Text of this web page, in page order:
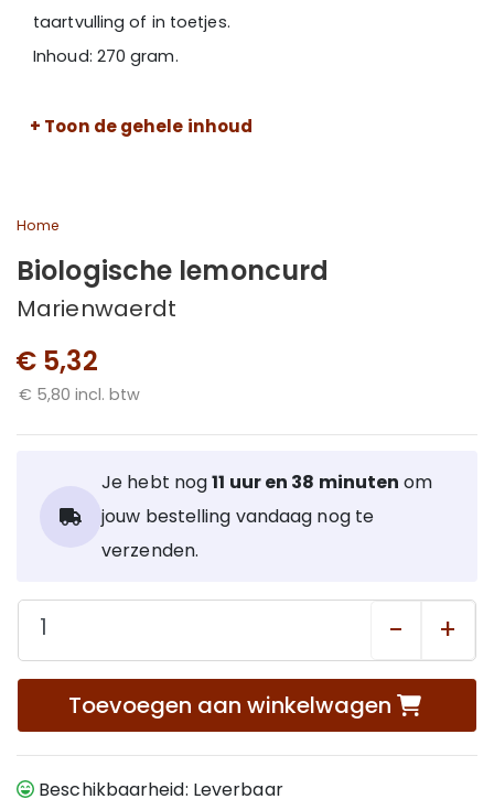
taartvulling of in toetjes.
Inhoud: 270 gram.
+ Toon de gehele inhoud
Home
Biologische lemoncurd
Marienwaerdt
€ 5,32
€ 5,80 incl. btw
Je hebt nog11 uur en 38 minuten om
jouw bestelling vandaag nog te
verzenden.
- +
Toevoegen aan winkelwagen
Beschikbaarheid: Leverbaar